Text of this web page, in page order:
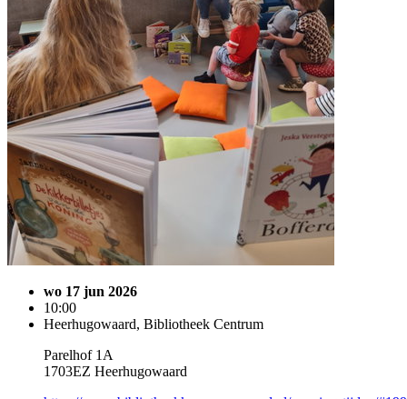
wo 17 jun 2026
10:00
Heerhugowaard, Bibliotheek Centrum
Parelhof 1A
1703EZ Heerhugowaard